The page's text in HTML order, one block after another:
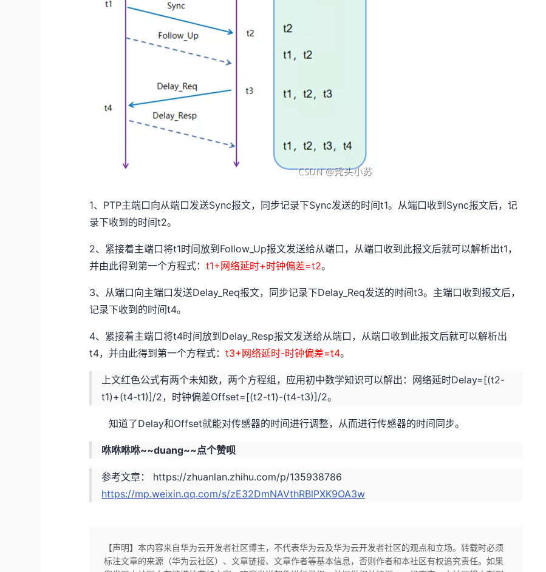
1、PTP主端口向从端口发送Sync报文，同步记录下Sync发送的时间t1。从端口收到Sync报文后，记
录下收到的时间t2。
2、紧接着主端口将t1时间放到Follow_Up报文发送给从端口，从端口收到此报文后就可以解析出t1，
并由此得到第一个方程式：t1+网络延时+时钟偏差=t2。
3、从端口向主端口发送Delay_Req报文，同步记录下Delay_Req发送的时间t3。主端口收到报文后，
记录下收到的时间t4。
4、紧接着主端口将t4时间放到Delay_Resp报文发送给从端口，从端口收到此报文后就可以解析出
t4，并由此得到第一个方程式：t3+网络延时-时钟偏差=t4。
上文红色公式有两个未知数，两个方程组，应用初中数学知识可以解出：网络延时Delay=[(t2-
t1)+(t4-t1)]/2，时钟偏差Offset=[(t2-t1)-(t4-t3)]/2。
知道了Delay和Offset就能对传感器的时间进行调整，从而进行传感器的时间同步。
咻咻咻咻~~duang~~点个赞呗
参考文章： https://zhuanlan.zhihu.com/p/135938786
https://mp.weixin.qq.com/s/zE32DmNAVthRBlPXK9OA3w
【声明】本内容来自华为云开发者社区博主，不代表华为云及华为云开发者社区的观点和立场。转载时必须
标注文章的来源（华为云社区）、文章链接、文章作者等基本信息，否则作者和本社区有权追究责任。如果